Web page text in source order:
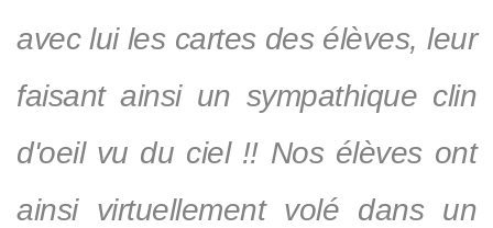
avec lui les cartes des élèves, leur
faisant ainsi un sympathique clin
d'oeil vu du ciel !! Nos élèves ont
ainsi virtuellement volé dans un